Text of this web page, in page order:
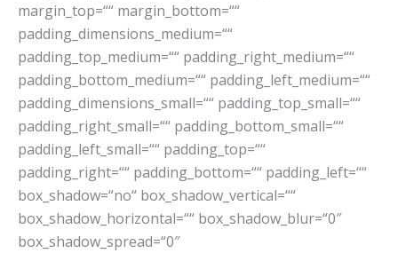
margin_top=““ margin_bottom=““
padding_dimensions_medium=““
padding_top_medium=““ padding_right_medium=““
padding_bottom_medium=““ padding_left_medium=““
padding_dimensions_small=““ padding_top_small=““
padding_right_small=““ padding_bottom_small=““
padding_left_small=““ padding_top=““
padding_right=““ padding_bottom=““ padding_left=““
box_shadow=“no“ box_shadow_vertical=““
box_shadow_horizontal=““ box_shadow_blur=“0″
box_shadow_spread=“0″